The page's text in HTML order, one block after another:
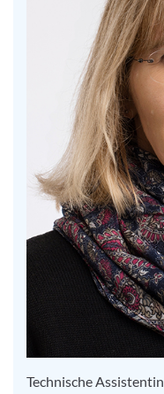
Technische Assistentin